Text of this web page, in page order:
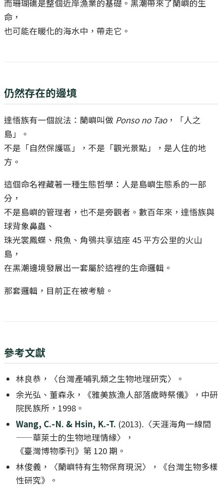
而珊瑚礁是整個近岸漁業的基礎。黑潮帶來了蘭嶼的生
命，
也可能在暖化的海水中，帶走它。
仍然存在的邊境
達悟族有一個說法：蘭嶼叫做 Ponso no Tao，「人之
島」。
不是「自然保護區」，不是「觀光景點」，是人住的地
方。
這個命名裡藏著一種生態哲學：人是島嶼生態系的一部
分，
不是島嶼的管理者，也不是旁觀者。數百年來，達悟族與
球背象鼻蟲、
珠光裳鳳蝶、飛魚、角鴞共享這座 45 平方公里的火山
島，
在黑潮邊境發展出一套屬於這裡的生命邏輯。
那套邏輯，目前正在被考驗。
參考文獻
林良恭，〈台灣產哺乳類之生物地理研究〉。
余光弘、董森永，《雅美族漁人部落歲時祭儀》，中研
院民族所，1998。
Wang, C.-N. & Hsin, K.-T. (2013).〈天涯海角一線間
——華萊士的生物地理情緣〉，
《臺灣博物季刊》第 120 期。
林俊義，〈蘭嶼特有生物保育現況〉，《台灣生物多樣
性研究》。